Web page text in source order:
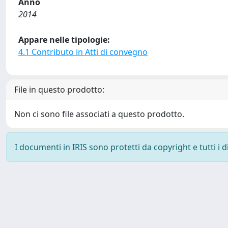
2014
Appare nelle tipologie:
4.1 Contributo in Atti di convegno
File in questo prodotto:
Non ci sono file associati a questo prodotto.
I documenti in IRIS sono protetti da copyright e tutti i